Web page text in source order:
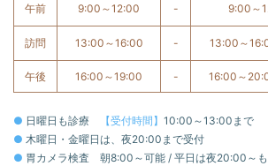
午前 9:00～12:00 - 9:00～
訪問 13:00～16:00 - 13:00～
午後 16:00～19:00 - 16:00～
● 日曜日も診療 【受付時間】 10:00～13:00まで
● 木曜日・金曜日は、夜20:00まで受付
● 胃カメラ検査 朝8:00～可能 / 平日は夜20:00～